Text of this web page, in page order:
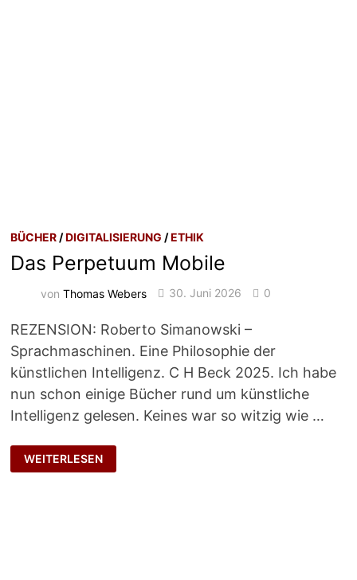
BÜCHER /DIGITALISIERUNG /ETHIK
Das Perpetuum Mobile
vonThomas Webers 30. Juni 2026 0
REZENSION: Roberto Simanowski –
Sprachmaschinen. Eine Philosophie der
künstlichen Intelligenz. C H Beck 2025. Ich habe
nun schon einige Bücher rund um künstliche
Intelligenz gelesen. Keines war so witzig wie …
DAS
PERPETUUM
MOBILE
WEITERLESEN